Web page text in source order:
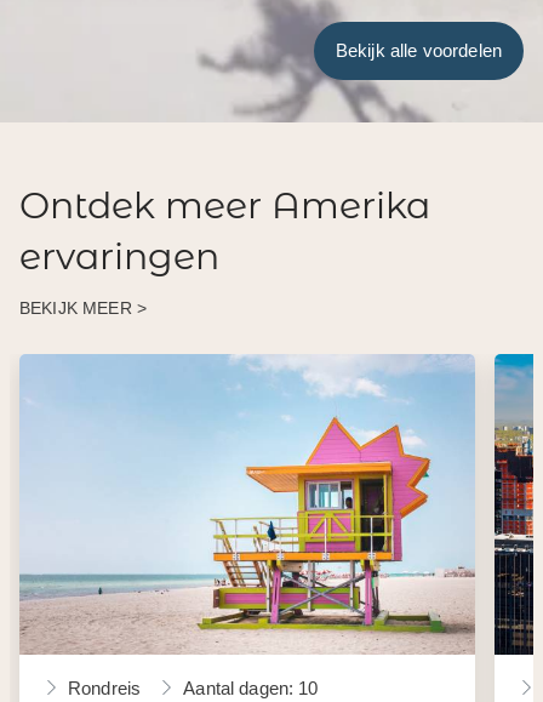
Bekijk alle voordelen
Ontdek meer Amerika
ervaringen
BEKIJK MEER >
Rondreis Aantal dagen: 10